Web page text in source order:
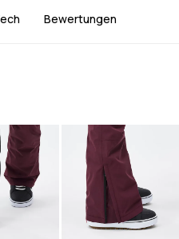
Bewertungen